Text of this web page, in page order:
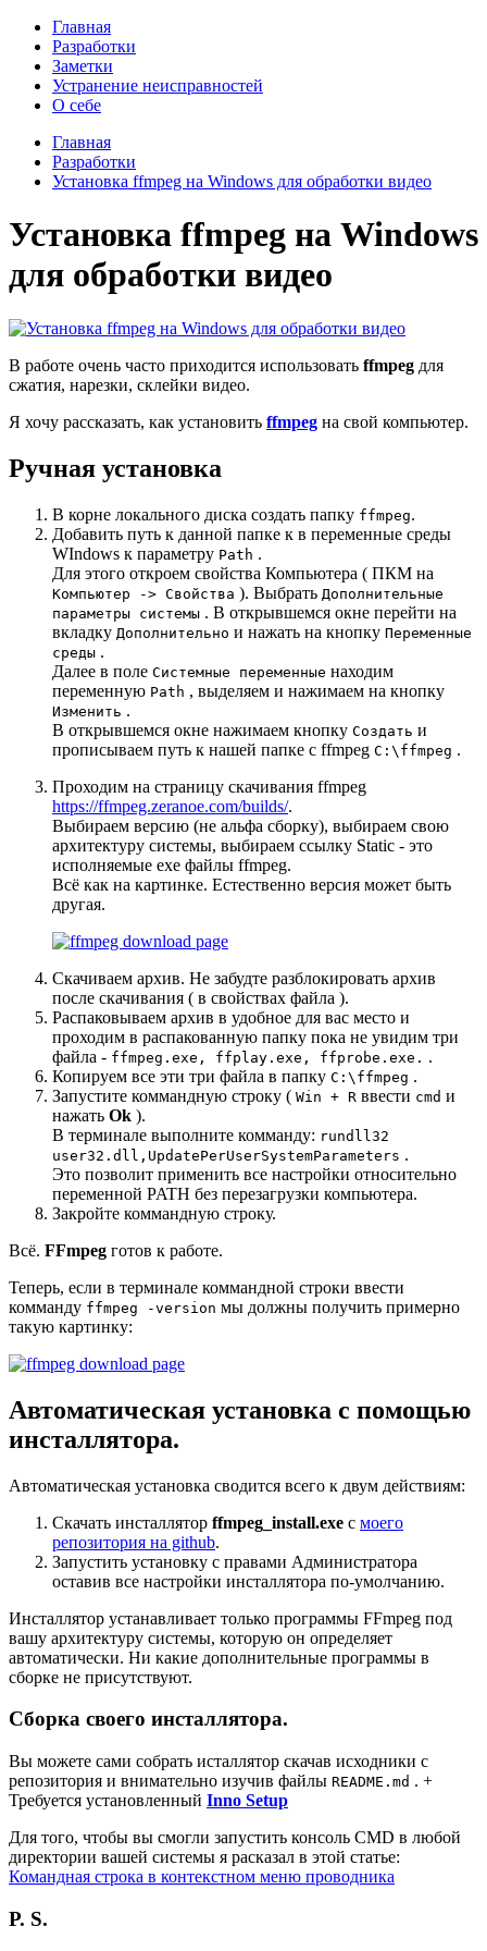
Главная
Разработки
Заметки
Устранение неисправностей
О себе
Главная
Разработки
Установка ffmpeg на Windows для обработки видео
Установка ffmpeg на Windows
для обработки видео
В работе очень часто приходится использовать ffmpeg для
сжатия, нарезки, склейки видео.
Я хочу рассказать, как установить ffmpeg на свой компьютер.
Ручная установка
В корне локального диска создать папку ffmpeg.
Добавить путь к данной папке к в переменные среды
WIndows к параметру Path .
Для этого откроем свойства Компьютера ( ПКМ на
Компьютер -> Свойства ). Выбрать Дополнительные
параметры системы . В открывшемся окне перейти на
вкладку Дополнительно и нажать на кнопку Переменные
среды .
Далее в поле Системные переменные находим
переменную Path , выделяем и нажимаем на кнопку
Изменить .
В открывшемся окне нажимаем кнопку Создать и
прописываем путь к нашей папке с ffmpeg C:\ffmpeg .
Проходим на страницу скачивания ffmpeg
https://ffmpeg.zeranoe.com/builds/.
Выбираем версию (не альфа сборку), выбираем свою
архитектуру системы, выбираем ссылку Static - это
исполняемые exe файлы ffmpeg.
Всё как на картинке. Естественно версия может быть
другая.
Скачиваем архив. Не забудте разблокировать архив
после скачивания ( в свойствах файла ).
Распаковываем архив в удобное для вас место и
проходим в распакованную папку пока не увидим три
файла - ffmpeg.exe, ffplay.exe, ffprobe.exe. .
Копируем все эти три файла в папку C:\ffmpeg .
Запустите коммандную строку ( Win + R ввести cmd и
нажать Ok ).
В терминале выполните комманду: rundll32
user32.dll,UpdatePerUserSystemParameters .
Это позволит применить все настройки относительно
переменной PATH без перезагрузки компьютера.
Закройте коммандную строку.
Всё. FFmpeg готов к работе.
Теперь, если в терминале коммандной строки ввести
комманду ffmpeg -version мы должны получить примерно
такую картинку:
Автоматическая установка с помощью
инсталлятора.
Автоматическая установка сводится всего к двум действиям:
Скачать инсталлятор ffmpeg_install.exe с моего
репозитория на github.
Запустить установку с правами Администратора
оставив все настройки инсталлятора по-умолчанию.
Инсталлятор устанавливает только программы FFmpeg под
вашу архитектуру системы, которую он определяет
автоматически. Ни какие дополнительные программы в
сборке не присутствуют.
Сборка своего инсталлятора.
Вы можете сами собрать исталлятор скачав исходники с
репозитория и внимательно изучив файлы README.md . +
Требуется установленный Inno Setup
Для того, чтобы вы смогли запустить консоль CMD в любой
директории вашей системы я расказал в этой статье:
Командная строка в контекстном меню проводника
P. S.